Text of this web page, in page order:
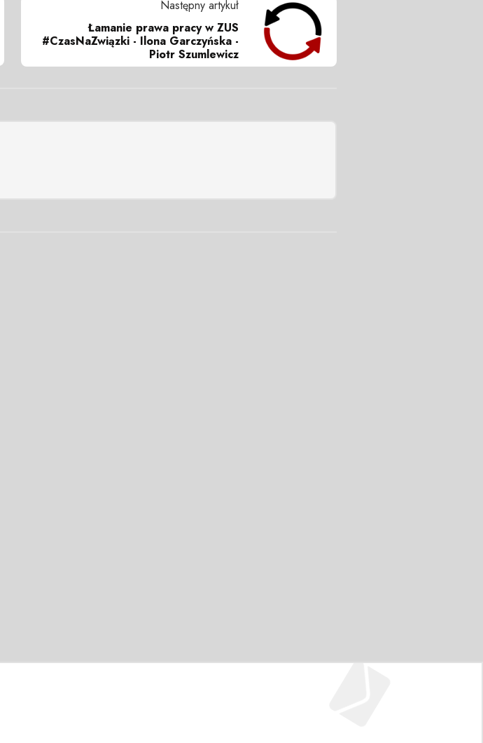
Następny artykuł
Łamanie prawa pracy w ZUS
#CzasNaZwiązki - Ilona Garczyńska -
Piotr Szumlewicz